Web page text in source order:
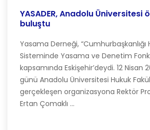
YASADER, Anadolu Üniversitesi
buluştu
Yasama Derneği, “Cumhurbaşkanlığı
Sisteminde Yasama ve Denetim
kapsamında Eskişehir’deydi. 12 Nisan
günü Anadolu Üniversitesi Hukuk
gerçekleşen organizasyona Rektör
Ertan Çomaklı ...